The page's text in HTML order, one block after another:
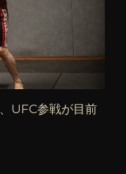
UFC参戦が目前